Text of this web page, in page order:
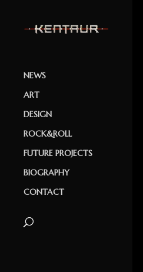
NEWS
ART
DESIGN
ROCK&ROLL
FUTURE PROJECTS
BIOGRAPHY
CONTACT